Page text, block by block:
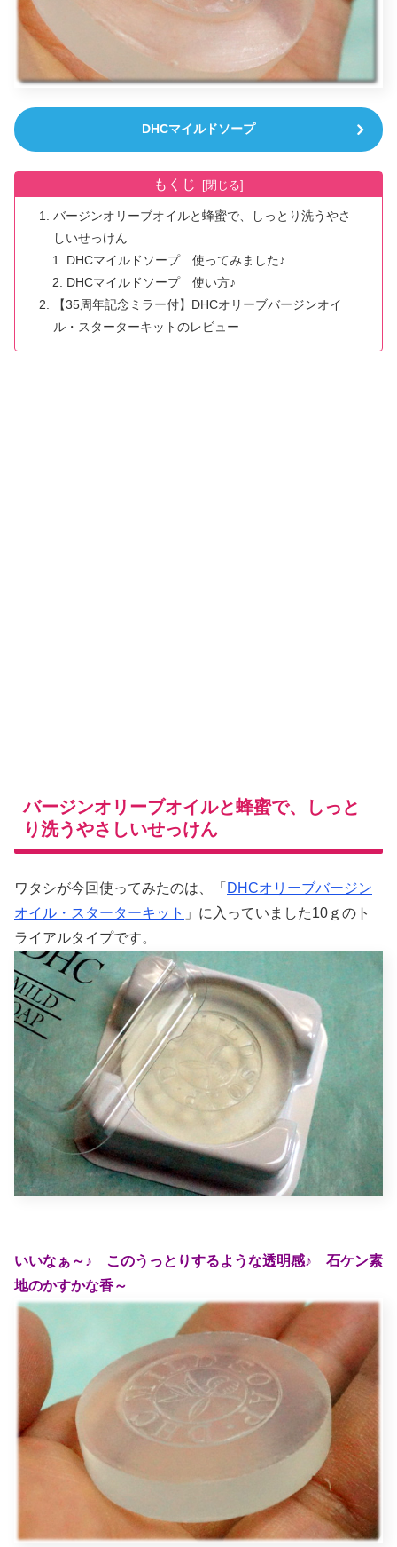
DHCマイルドソープ
もくじ
バージンオリーブオイルと蜂蜜で、しっとり洗うやさ
しいせっけん
DHCマイルドソープ 使ってみました♪
DHCマイルドソープ 使い方♪
【35周年記念ミラー付】DHCオリーブバージンオイ
ル・スターターキットのレビュー
バージンオリーブオイルと蜂蜜で、しっと
り洗うやさしいせっけん
ワタシが今回使ってみたのは、「 DHCオリーブバージン
オイル・スターターキット 」に入っていました10ｇのト
ライアルタイプです。
いいなぁ～♪ このうっとりするような透明感♪ 石ケン素
地のかすかな香～